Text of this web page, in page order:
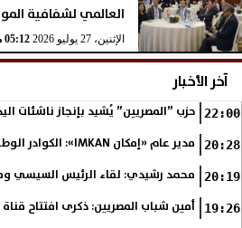
العالمي لشفافية
الإثنين، 27 يوليو 2026 05:12 مـ
آخر الأخبار
22:00 حزب ”المصريين” يُشيد بإنجاز ناشئات
20:28 مدير عام «إمكان IMKAN»: الكوادر الوطنية المؤهلة هي الثروة الحقيقية لمستقبل التنمية في مصر
20:19 محمد رشيدي: لقاء الرئيس السيسي
19:26 أمين شباب المصريين: ذكرى افتتاح